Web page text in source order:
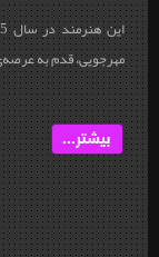
مهرجویی، قدم به عرصه‌ی
بیشتر...